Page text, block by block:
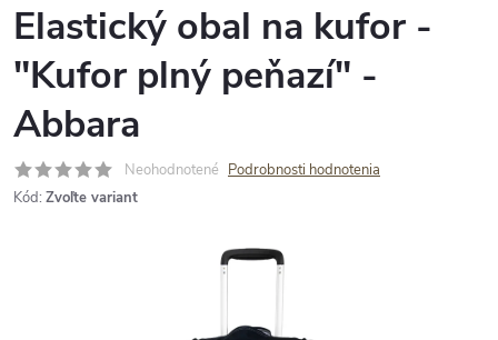
Elastický obal na kufor -
"Kufor plný peňazí" -
Abbara
Neohodnotené Podrobnosti hodnotenia
Kód: Zvoľte variant